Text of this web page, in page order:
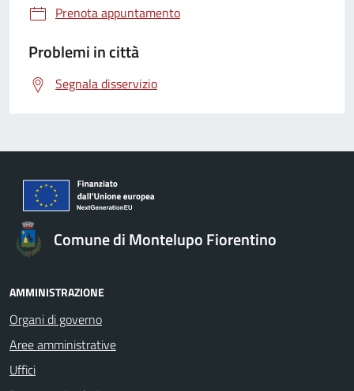
Prenota appuntamento
Problemi in città
Segnala disservizio
Comune di Montelupo Fiorentino
AMMINISTRAZIONE
Organi di governo
Aree amministrative
Uffici